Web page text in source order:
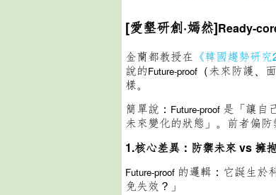
[愛墾研創·嫣然]Ready-
金蘭都教授在 《韓國趨勢研究
說的Future-proof （未來防護、
樣。
簡單說： Future-proof 是「讓自
未來變化的狀態」。前者偏防
1.核心差異：防禦未來 vs 擁
Future-proof 的邏輯：它誕生於
免失效？」